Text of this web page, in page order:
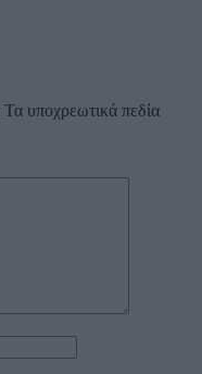
Τα υποχρεωτικά πεδία